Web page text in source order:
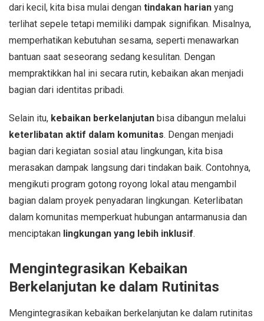
dari kecil, kita bisa mulai dengan tindakan harian yang
terlihat sepele tetapi memiliki dampak signifikan. Misalnya,
memperhatikan kebutuhan sesama, seperti menawarkan
bantuan saat seseorang sedang kesulitan. Dengan
mempraktikkan hal ini secara rutin, kebaikan akan menjadi
bagian dari identitas pribadi.
Selain itu, kebaikan berkelanjutan bisa dibangun melalui
keterlibatan aktif dalam komunitas. Dengan menjadi
bagian dari kegiatan sosial atau lingkungan, kita bisa
merasakan dampak langsung dari tindakan baik. Contohnya,
mengikuti program gotong royong lokal atau mengambil
bagian dalam proyek penyadaran lingkungan. Keterlibatan
dalam komunitas memperkuat hubungan antarmanusia dan
menciptakan lingkungan yang lebih inklusif.
Mengintegrasikan Kebaikan
Berkelanjutan ke dalam Rutinitas
Mengintegrasikan kebaikan berkelanjutan ke dalam rutinitas